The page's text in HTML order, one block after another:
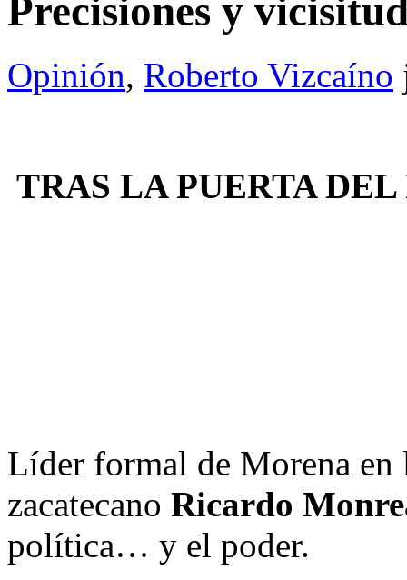
Precisiones y
Opinión, Roberto Vizcaíno
TRAS LA PUERTA
Líder formal de Morena en
zacatecano Ricardo
política… y el poder.